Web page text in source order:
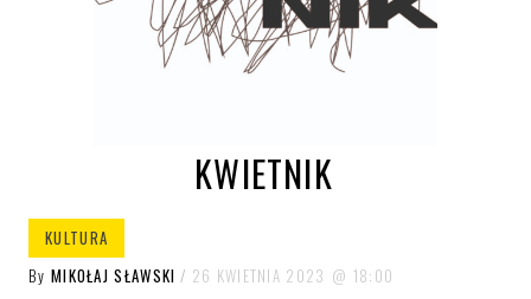
KWIETNIK
KULTURA
By MIKOŁAJ SŁAWSKI 26 KWIETNIA 2023 18:00